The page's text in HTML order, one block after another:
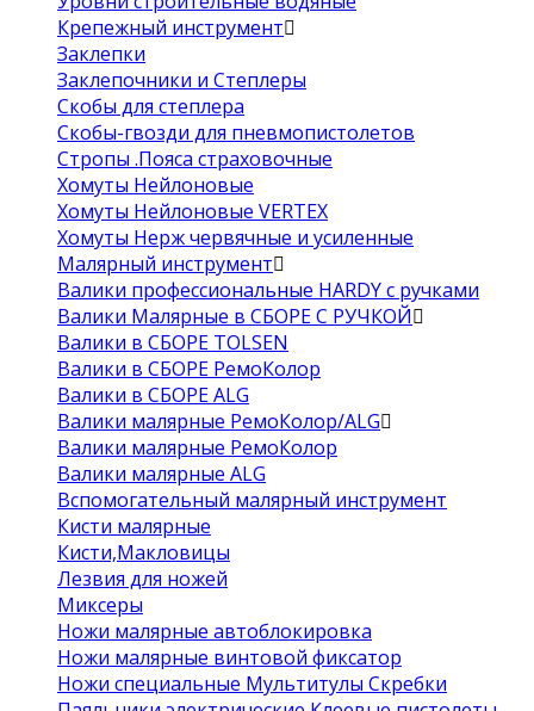
Крепежный инструмент
Заклепки
Заклепочники и Степлеры
Скобы для степлера
Скобы-гвозди для пневмопистолетов
Стропы .Пояса страховочные
Хомуты Нейлоновые
Хомуты Нейлоновые VERTEX
Хомуты Нерж червячные и усиленные
Малярный инструмент
Валики профессиональные HARDY с ручками
Валики Малярные в СБОРЕ С РУЧКОЙ
Валики в СБОРЕ TOLSEN
Валики в СБОРЕ РемоКолор
Валики в СБОРЕ ALG
Валики малярные РемоКолор/ALG
Валики малярные РемоКолор
Валики малярные ALG
Вспомогательный малярный инструмент
Кисти малярные
Кисти,Макловицы
Лезвия для ножей
Миксеры
Ножи малярные автоблокировка
Ножи малярные винтовой фиксатор
Ножи специальные Мультитулы Скребки